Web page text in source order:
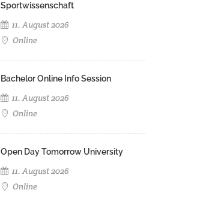
Sportwissenschaft
11. August 2026
Online
Bachelor Online Info Session
11. August 2026
Online
Open Day Tomorrow University
11. August 2026
Online